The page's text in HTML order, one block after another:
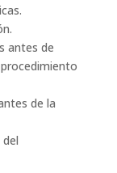
antes de
de la